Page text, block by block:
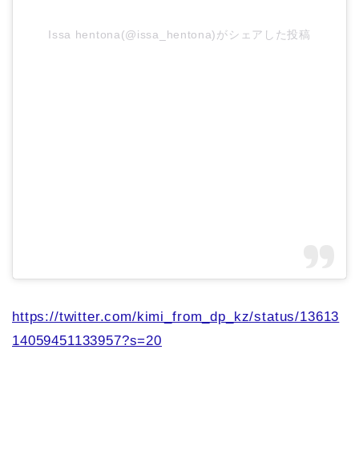
Issa hentona(@issa_hentona)がシェアした投稿
https://twitter.com/kimi_from_dp_kz/status/13613
14059451133957?s=20